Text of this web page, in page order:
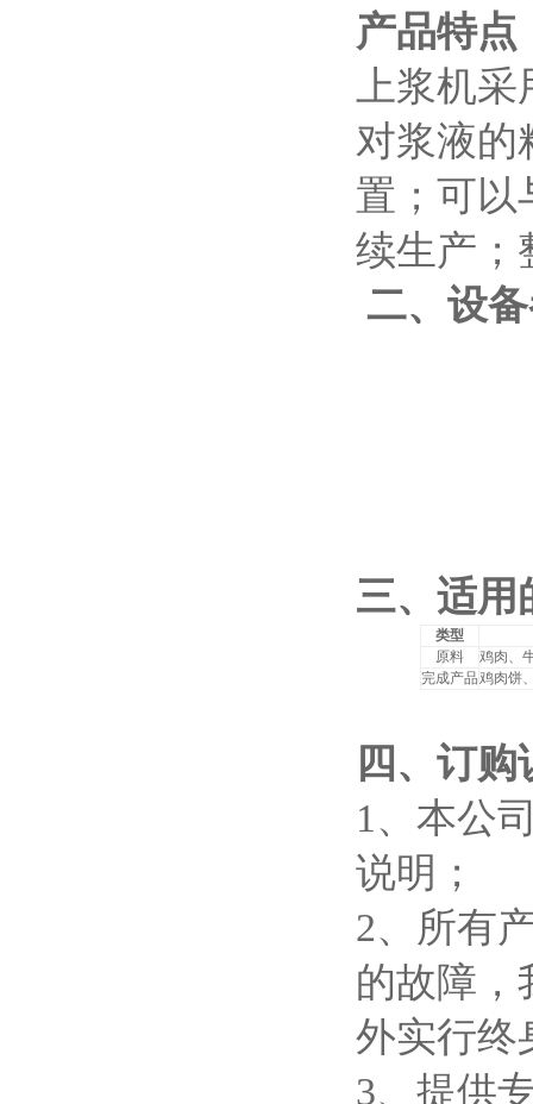
产品特点
上浆机
对浆液的
置；可以
续生产；
二、设
三、适用
类型
原料
鸡肉、
完成产品鸡肉饼
四、订购
1 、本公
说明；
2、所有
的故障，
外实行终
3、提供